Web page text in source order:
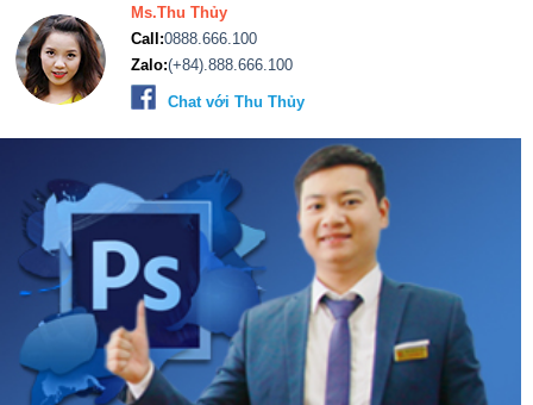
Ms.Thu Thủy
Call:0888.666.100
Zalo:(+84).888.666.100
Chat với Thu Thủy